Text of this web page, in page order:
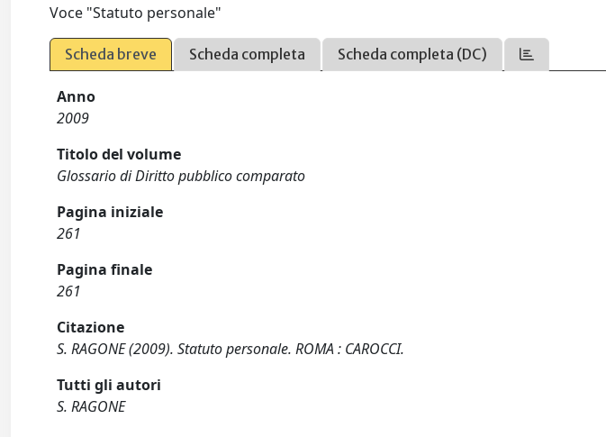
Voce "Statuto personale"
Scheda breve Scheda completa Scheda completa (DC)
Anno
2009
Titolo del volume
Glossario di Diritto pubblico comparato
Pagina iniziale
261
Pagina finale
261
Citazione
S. RAGONE (2009). Statuto personale. ROMA : CAROCCI.
Tutti gli autori
S. RAGONE